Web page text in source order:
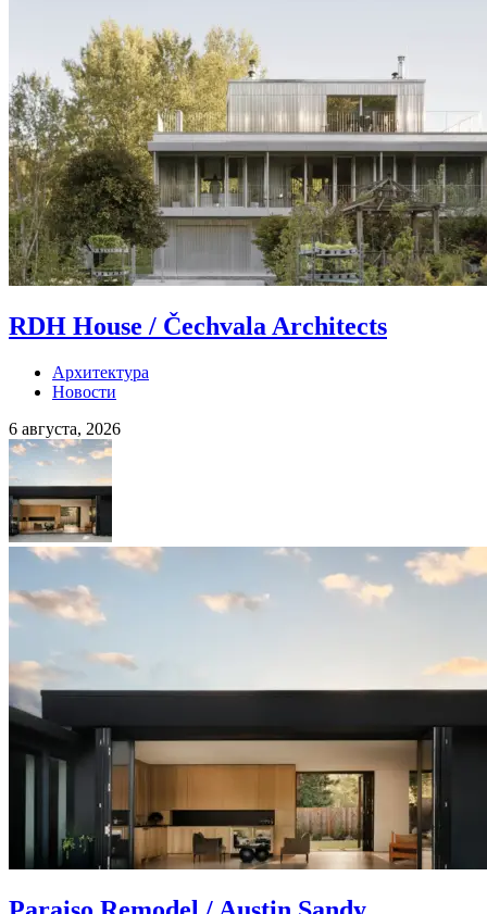
RDH House / Čechvala Architects
Архитектура
Новости
6 августа, 2026